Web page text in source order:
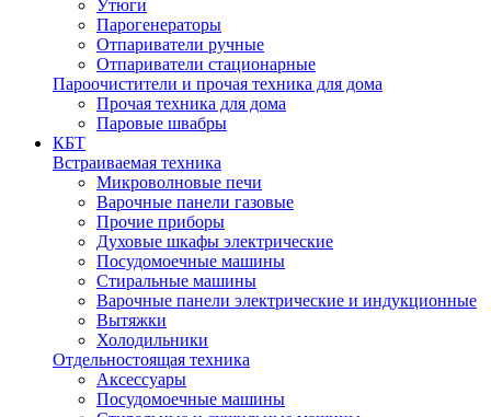
Утюги
Парогенераторы
Отпариватели ручные
Отпариватели стационарные
Пароочистители и прочая техника для дома
Прочая техника для дома
Паровые швабры
КБТ
Встраиваемая техника
Микроволновые печи
Варочные панели газовые
Прочие приборы
Духовые шкафы электрические
Посудомоечные машины
Стиральные машины
Варочные панели электрические и индукционные
Вытяжки
Холодильники
Отдельностоящая техника
Аксессуары
Посудомоечные машины